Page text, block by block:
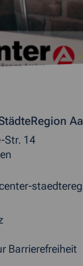
Str. 14
Barrierefreiheit